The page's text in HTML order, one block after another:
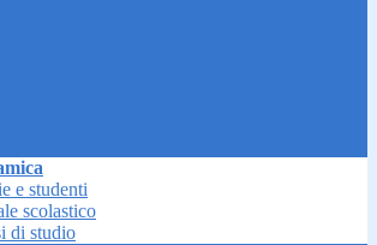
e studenti
scolastico
di studio